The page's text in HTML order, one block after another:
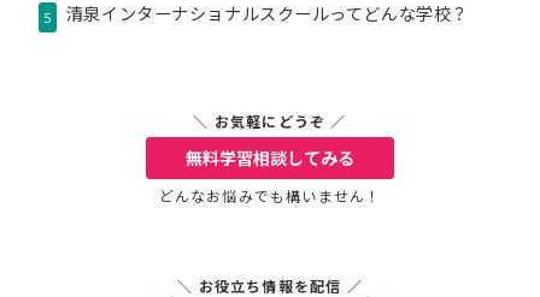
5 清泉インターナショナルスクールってどんな学校？
＼ お気軽にどうぞ ／
無料学習相談してみる
どんなお悩みでも構いません！
＼ お役立ち情報を配信 ／